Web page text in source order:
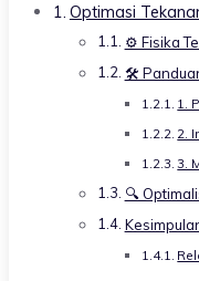
Optimasi
⚙️ Fisika
🛠️
1.
2.
3.
🔍